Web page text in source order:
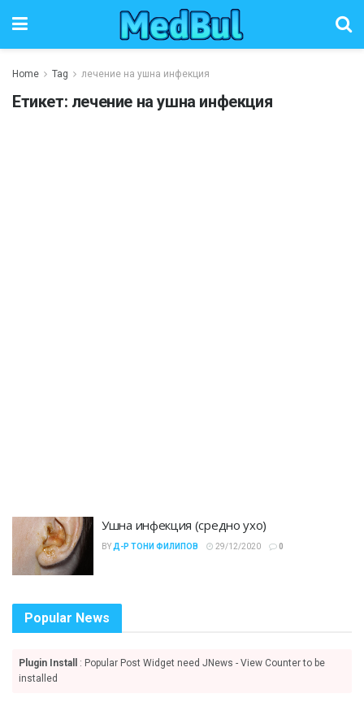
Home Tag лечение на ушна инфекция
Етикет: лечение на ушна инфекция
Ушна инфекция (средно ухо)
BY Д-Р ТОНИ ФИЛИПОВ 29/12/2020 0
Popular News
Plugin Install
: Popular Post Widget need JNews - View Counter to be
installed